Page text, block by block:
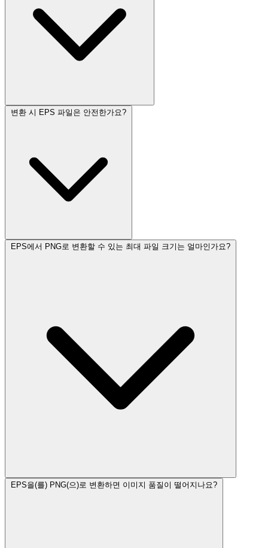
변환 시 EPS 파일은 안전한가요?
EPS에서 PNG로 변환할 수 있는 최대 파일 크기는 얼마인가요?
EPS을(를) PNG(으)로 변환하면 이미지 품질이 떨어지나요?